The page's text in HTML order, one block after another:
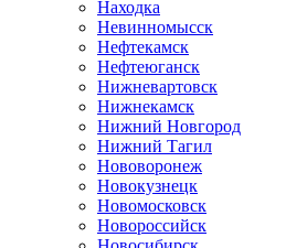
Находка
Невинномысск
Нефтекамск
Нефтеюганск
Нижневартовск
Нижнекамск
Нижний Новгород
Нижний Тагил
Нововоронеж
Новокузнецк
Новомосковск
Новороссийск